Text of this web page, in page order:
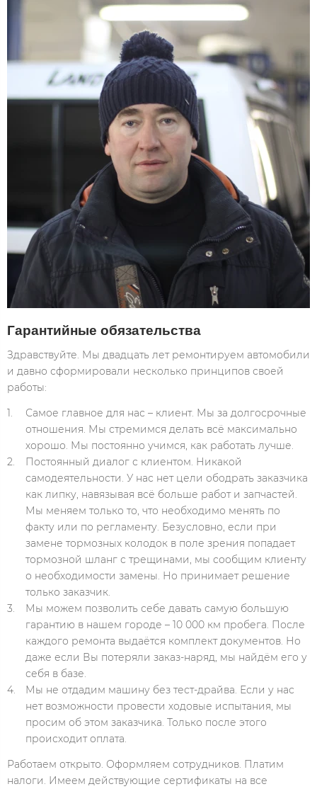
Гарантийные обязательства
Здравствуйте. Мы двадцать лет ремонтируем автомобили
и давно сформировали несколько принципов своей
работы:
Самое главное для нас – клиент. Мы за долгосрочные
отношения. Мы стремимся делать всё максимально
хорошо. Мы постоянно учимся, как работать лучше.
Постоянный диалог с клиентом. Никакой
самодеятельности. У нас нет цели ободрать заказчика
как липку, навязывая всё больше работ и запчастей.
Мы меняем только то, что необходимо менять по
факту или по регламенту. Безусловно, если при
замене тормозных колодок в поле зрения попадает
тормозной шланг с трещинами, мы сообщим клиенту
о необходимости замены. Но принимает решение
только заказчик.
Мы можем позволить себе давать самую большую
гарантию в нашем городе – 10 000 км пробега. После
каждого ремонта выдаётся комплект документов. Но
даже если Вы потеряли заказ-наряд, мы найдём его у
себя в базе.
Мы не отдадим машину без тест-драйва. Если у нас
нет возможности провести ходовые испытания, мы
просим об этом заказчика. Только после этого
происходит оплата.
Работаем открыто. Оформляем сотрудников. Платим
налоги. Имеем действующие сертификаты на все